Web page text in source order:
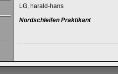
Ich habe mein Passwort
vergessen|Registrieren
LG, harald-hans
Nordschleifen Praktikant